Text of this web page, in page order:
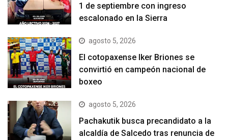
1 de septiembre con ingreso
escalonado en la Sierra
agosto 5, 2026
El cotopaxense Iker Briones se
convirtió en campeón nacional de
boxeo
agosto 5, 2026
Pachakutik busca precandidato a la
alcaldía de Salcedo tras renuncia de